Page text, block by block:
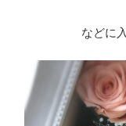
などに